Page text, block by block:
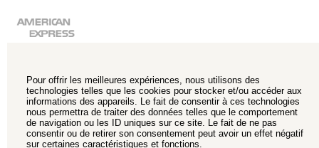
Pour offrir les meilleures expériences, nous utilisons des
technologies telles que les cookies pour stocker et/ou accéder aux
informations des appareils. Le fait de consentir à ces technologies
nous permettra de traiter des données telles que le comportement
de navigation ou les ID uniques sur ce site. Le fait de ne pas
consentir ou de retirer son consentement peut avoir un effet négatif
sur certaines caractéristiques et fonctions.